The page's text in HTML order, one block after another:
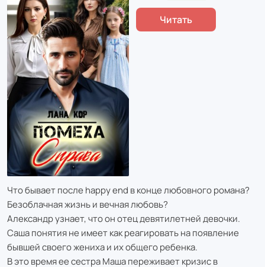
Читать
Что бывает после happy end в конце любовного романа?
Безоблачная жизнь и вечная любовь?
Александр узнает, что он отец девятилетней девочки.
Саша понятия не имеет как реагировать на появление
бывшей своего жениха и их общего ребенка.
В это время ее сестра Маша переживает кризис в